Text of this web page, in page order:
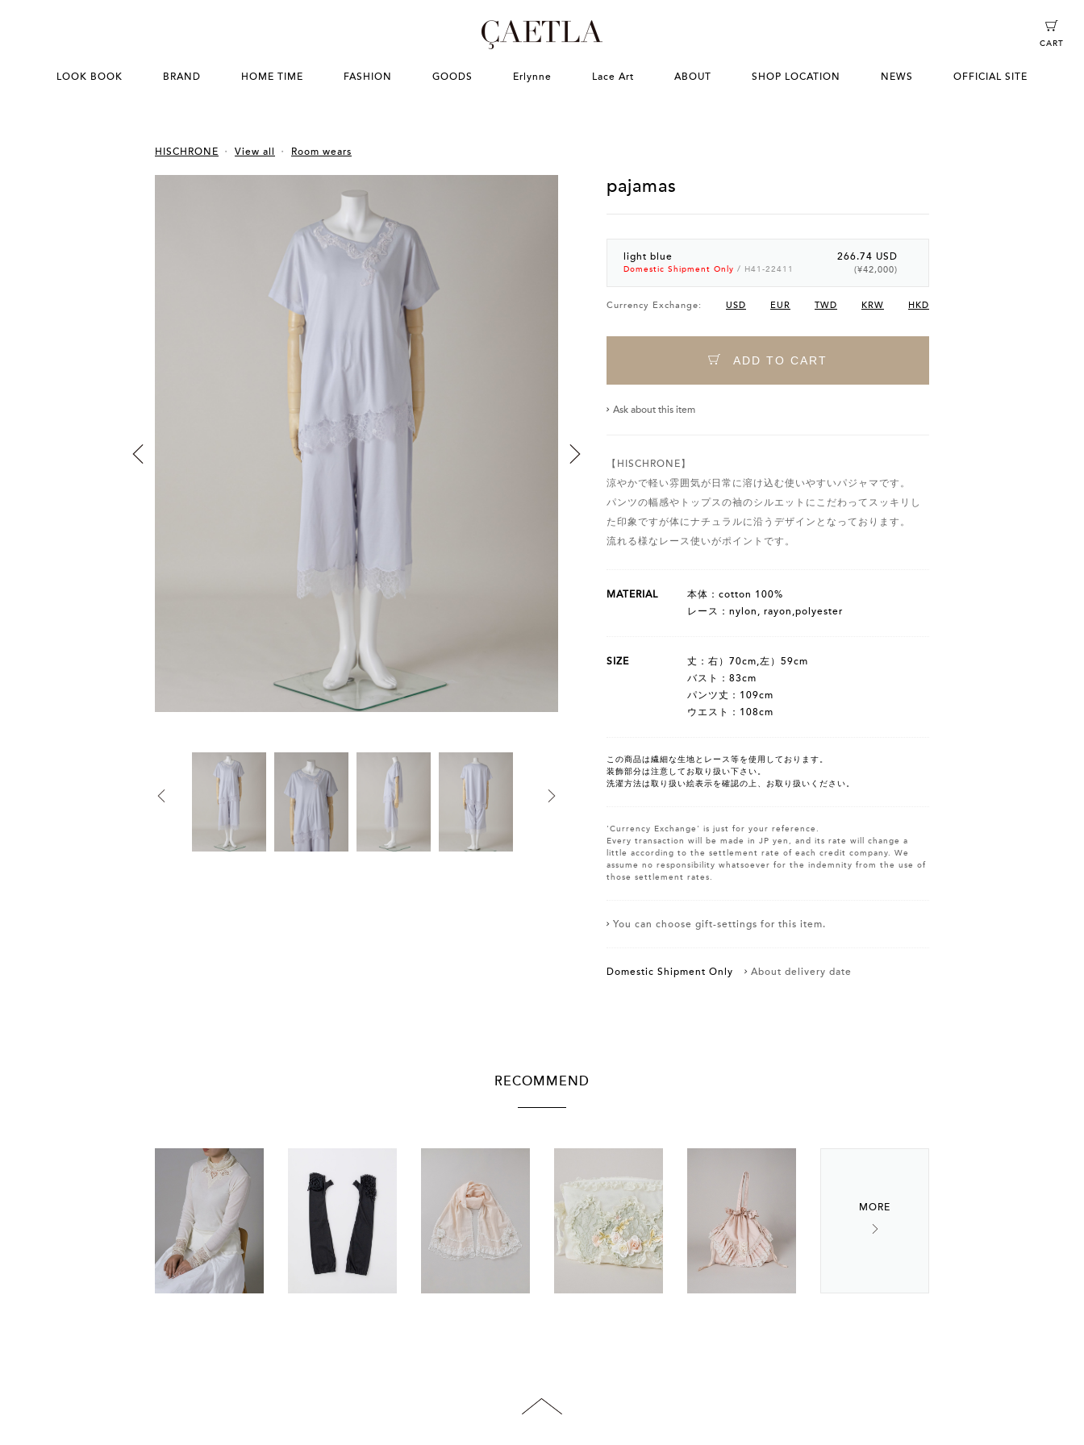
LOOK BOOK BRAND HOME TIME FASHION GOODS Erlynne Lace Art ABOUT SHOP LOCATION NEWS OFFICIAL SITE
CART
HISCHRONE View all Room wears
pajamas
light blue
Domestic Shipment Only / H41-22411
266.74 USD
(¥42,000)
Currency Exchange: USD EUR TWD KRW HKD
ADD TO CART
Ask about this item
【HISCHRONE】
涼やかで軽い雰囲気が日常に溶け込む使いやすいパジャマです。
パンツの幅感やトップスの袖のシルエットにこだわってスッキリし
た印象ですが体にナチュラルに沿うデザインとなっております。
流れる様なレース使いがポイントです。
MATERIAL
本体：cotton 100%
レース：nylon, rayon,polyester
SIZE
丈：右）70cm,左）59cm
バスト：83cm
パンツ丈：109cm
ウエスト：108cm
この商品は繊細な生地とレース等を使用しております。
装飾部分は注意してお取り扱い下さい。
洗濯方法は取り扱い絵表示を確認の上、お取り扱いください。
'Currency Exchange' is just for your reference.
Every transaction will be made in JP yen, and its rate will change a
little according to the settlement rate of each credit company. We
assume no responsibility whatsoever for the indemnity from the use of
those settlement rates.
You can choose gift-settings for this item.
Domestic Shipment Only About delivery date
RECOMMEND